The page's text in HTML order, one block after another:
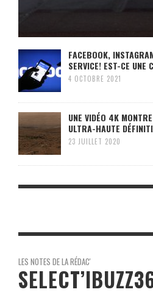
FACEBOOK,
SERVICE! EST-CE UNE
4 OCTOBRE 2021
UNE VIDÉO 4K
ULTRA-HAUTE
23 JUILLET 2020
LES NOTES DE LA RÉDAC'